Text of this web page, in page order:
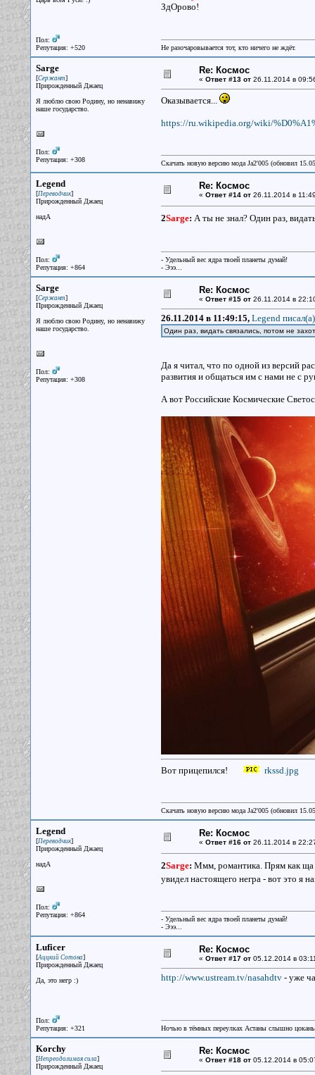
Пол:
Репутация: +520
ЗдОрово!
Не разочаровывается тот, кто ничего не ждёт.
Sarge
[Сержант]
Прирожденный Джаец
Я люблю свою Родину, но ненавижу
наше государство.
Пол:
Репутация: +308
Re: Космос
« Ответ #13 от26.11.2014 в
Оказывается...
https://ru.wikipedia.org/wiki/
Скачать новую версию мода Ja2'005 (обновил
Legend
[Переводчик]
Прирожденный Джаец
надА
Пол:
Репутация: +864
Re: Космос
« Ответ #14 от26.11.2014 в
2Sarge: А ты не знал? Один раз,
- Удельный вес ядра твоей планеты думай!
- Эээ...
Sarge
[Сержант]
Прирожденный Джаец
Я люблю свою Родину, но ненавижу
наше государство.
Пол:
Репутация: +308
Re: Космос
« Ответ #15 от26.11.2014 в
26.11.2014 в 11:49:15, Legend писал(a)
Один раз, видать связались, потом не
Да я читал, что по одной из версий
развития и общаться им с нами не с
А вот Российские Космические
Вот прицепился! rkssd.jpg
Скачать новую версию мода Ja2'005 (обновил
Legend
[Переводчик]
Прирожденный Джаец
надА
Пол:
Репутация: +864
Re: Космос
« Ответ #16 от26.11.2014 в
2Sarge: Ммм, романтика. Прям как
увидел настоящего негра - вот это я
- Удельный вес ядра твоей планеты думай!
- Эээ...
Luficer
[Аццкий Сотона]
Прирожденный Джаец
Да, это негр :)
Пол:
Репутация: +321
Re: Космос
« Ответ #17 от05.12.2014 в
http://www.ustream.tv/nasahdtv- уже
Ночью в тёмных переулках Астаны слышно
Korchy
[Непреодолимая сила]
Прирожденный Джаец
Re: Космос
« Ответ #18 от05.12.2014 в